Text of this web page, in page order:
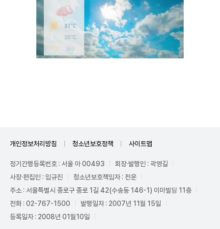
개인정보처리방침 청소년보호정책 사이트맵
정기간행등록번호 : 서울 아 00493
회장·발행인 : 곽영길
사장·편집인 : 임규진
청소년보호책임자 : 전운
주소 : 서울특별시 종로구 종로 1길 42(수송동 146-1) 이마빌딩 11층
전화 : 02-767-1500
발행일자 : 2007년 11월 15일
등록일자 : 2008년 01월10일